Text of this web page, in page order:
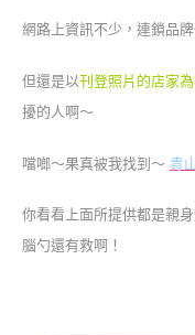
網路上資訊不少，連鎖品
但還是以刊登照片的店家
擾的人啊～
噹啷～果真被我找到～ 青
你看看上面所提供都是親
腦勺還有救啊！